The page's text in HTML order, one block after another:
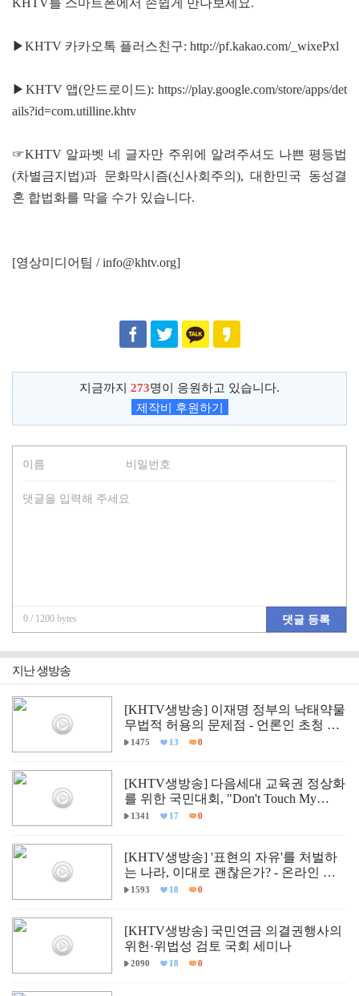
▶KHTV 카카오톡 플러스친구: http://pf.kakao.com/_wixePxl
▶KHTV 앱(안드로이드): https://play.google.com/store/apps/det
ails?id=com.utilline.khtv
☞KHTV 알파벳 네 글자만 주위에 알려주셔도 나쁜 평등법
(차별금지법)과 문화막시즘(신사회주의), 대한민국 동성결
혼 합법화를 막을 수가 있습니다.
[영상미디어팀 / info@khtv.org]
지금까지 273명이 응원하고 있습니다.
제작비 후원하기
0 / 1200 bytes 댓글 등록
지난 생방송
[KHTV생방송] 이재명 정부의 낙태약물
무법적 허용의 문제점 - 언론인 초청 긴
급 학술 세미나
1475 13 0
[KHTV생방송] 다음세대 교육권 정상화
를 위한 국민대회, "Don't Touch My
Child."
1341 17 0
[KHTV생방송] '표현의 자유'를 처벌하
는 나라, 이대로 괜찮은가? - 온라인 입
틀막법 폐지 촉구 국회토론회
1593 18 0
[KHTV생방송] 국민연금 의결권행사의
위헌·위법성 검토 국회 세미나
2090 18 0